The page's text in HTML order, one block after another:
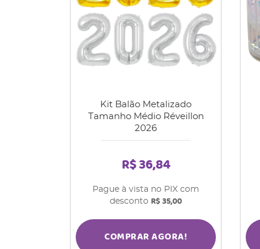
Kit Balão Metalizado
Tamanho Médio Réveillon
2026
R$ 36,84
Pague à vista no PIX com
desconto R$ 35,00
COMPRAR AGORA!